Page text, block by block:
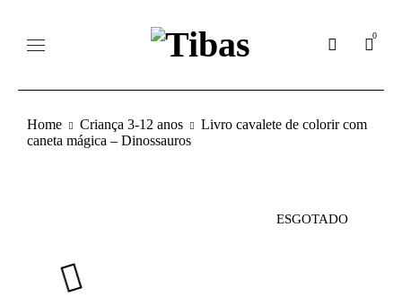
0
Home Criança 3-12 anos
Livro cavalete de colorir com
caneta mágica – Dinossauros
ESGOTADO